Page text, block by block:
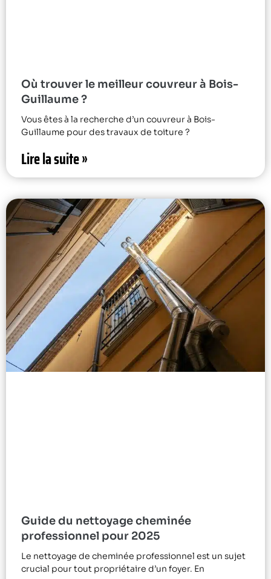
Où trouver le meilleur couvreur à Bois-
Guillaume ?
Vous êtes à la recherche d’un couvreur à Bois-
Guillaume pour des travaux de toiture ?
Lire la suite »
Guide du nettoyage cheminée
professionnel pour 2025
Le nettoyage de cheminée professionnel est un sujet
crucial pour tout propriétaire d’un foyer. En